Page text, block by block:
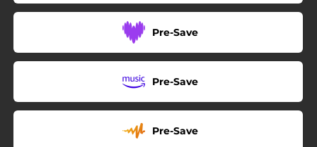
Pre-Save
Pre-Save
Pre-Save